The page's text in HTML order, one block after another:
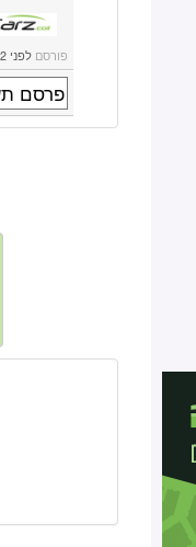
פורסםלפני 12 שנים, 9 חודשים